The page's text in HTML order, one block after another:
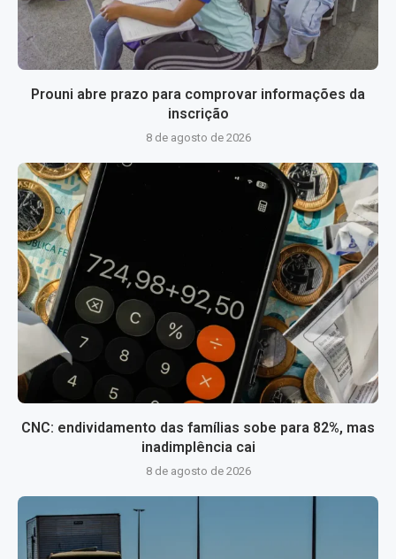
Prouni abre prazo para comprovar informações da
inscrição
8 de agosto de 2026
CNC: endividamento das famílias sobe para 82%, mas
inadimplência cai
8 de agosto de 2026